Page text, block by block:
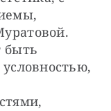
быть